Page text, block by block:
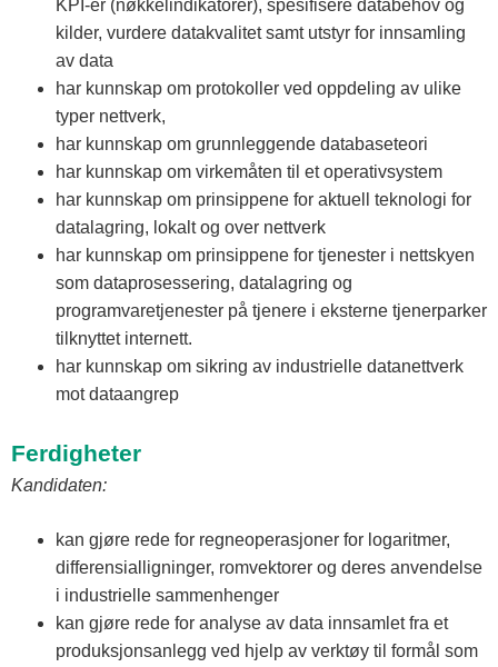
KPI-er (nøkkelindikatorer), spesifisere databehov og
kilder, vurdere datakvalitet samt utstyr for innsamling
av data
har kunnskap om protokoller ved oppdeling av ulike
typer nettverk,
har kunnskap om grunnleggende databaseteori
har kunnskap om virkemåten til et operativsystem
har kunnskap om prinsippene for aktuell teknologi for
datalagring, lokalt og over nettverk
har kunnskap om prinsippene for tjenester i nettskyen
som dataprosessering, datalagring og
programvaretjenester på tjenere i eksterne tjenerparker
tilknyttet internett.
har kunnskap om sikring av industrielle datanettverk
mot dataangrep
Ferdigheter
Kandidaten:
kan gjøre rede for regneoperasjoner for logaritmer,
differensialligninger, romvektorer og deres anvendelse
i industrielle sammenhenger
kan gjøre rede for analyse av data innsamlet fra et
produksjonsanlegg ved hjelp av verktøy til formål som